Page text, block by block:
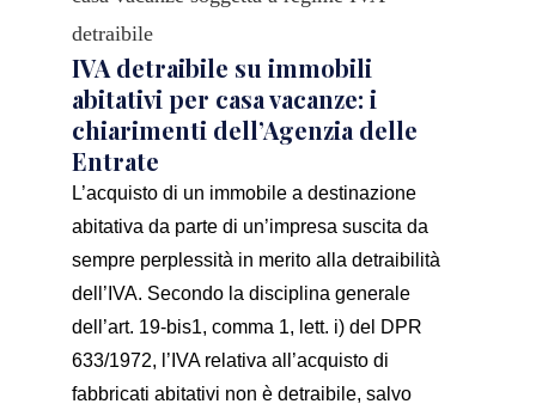
IVA detraibile su immobili
abitativi per casa vacanze: i
chiarimenti dell’Agenzia delle
Entrate
L’acquisto di un immobile a destinazione
abitativa da parte di un’impresa suscita da
sempre perplessità in merito alla detraibilità
dell’IVA. Secondo la disciplina generale
dell’art. 19-bis1, comma 1, lett. i) del DPR
633/1972, l’IVA relativa all’acquisto di
fabbricati abitativi non è detraibile, salvo